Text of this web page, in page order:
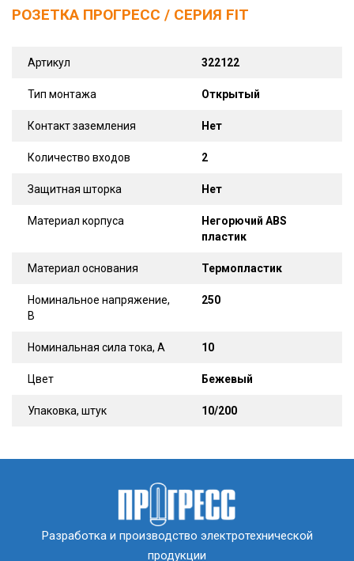
РОЗЕТКА ПРОГРЕСС / СЕРИЯ FIT
Артикул 322122
Тип монтажа Открытый
Контакт заземления Нет
Количество входов 2
Защитная шторка Нет
Материал корпуса
Негорючий ABS
пластик
Материал основания Термопластик
Номинальное напряжение,
В
250
Номинальная сила тока, А 10
Цвет Бежевый
Упаковка, штук 10/200
Разработка и производство электротехнической
продукции